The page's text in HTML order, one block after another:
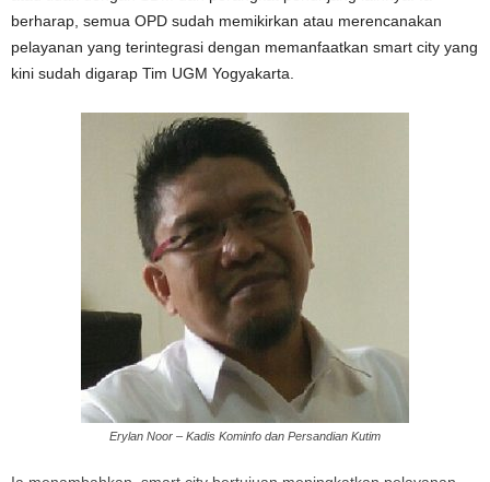
berharap, semua OPD sudah memikirkan atau merencanakan
pelayanan yang terintegrasi dengan memanfaatkan smart city yang
kini sudah digarap Tim UGM Yogyakarta.
Erylan Noor – Kadis Kominfo dan Persandian Kutim